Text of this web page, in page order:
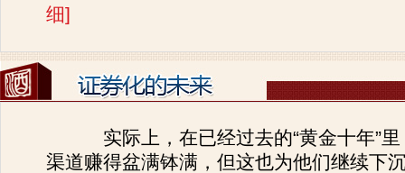
细]
实际上，在已经过去的“黄金十年”
渠道赚得盆满钵满，但这也为他们继续下